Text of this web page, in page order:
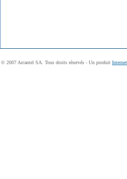
© 2007 Arcantel SA. Tous droits réservés - Un produit